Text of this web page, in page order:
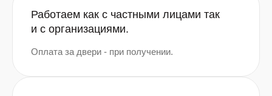
Работаем как с частными лицами так
и с организациями.
Оплата за двери - при получении.